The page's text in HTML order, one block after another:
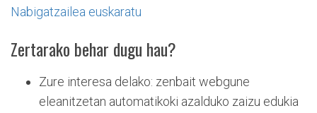
Nabigatzailea euskaratu
Zertarako behar dugu hau?
Zure interesa delako: zenbait webgune
eleanitzetan automatikoki azalduko zaizu edukia